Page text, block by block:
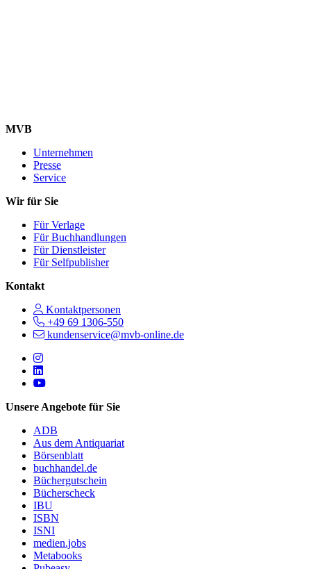
MVB
Unternehmen
Presse
Service
Wir für Sie
Für Verlage
Für Buchhandlungen
Für Dienstleister
Für Selfpublisher
Kontakt
Kontaktpersonen
+49 69 1306-550
kundenservice@mvb-online.de
Follow us on https://www.instagram.com/lifeatmvb/
Follow us on https://www.linkedin.com/company/mvbbooks
Follow us on https://www.youtube.com/@mvbbooks
Unsere Angebote für Sie
ADB
Aus dem Antiquariat
Börsenblatt
buchhandel.de
Büchergutschein
Bücherscheck
IBU
ISBN
ISNI
medien.jobs
Metabooks